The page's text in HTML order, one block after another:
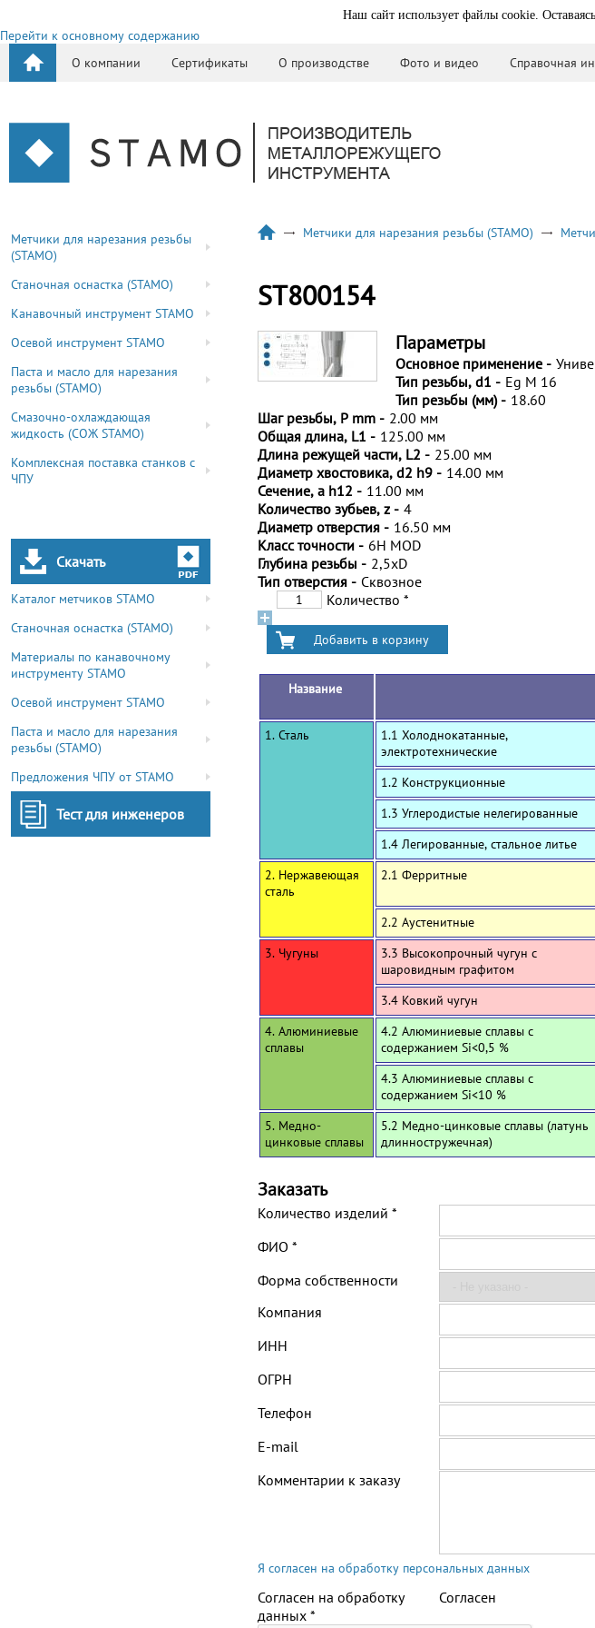
Наш сайт использует файлы cookie.
Перейти к основному содержанию
О компании
Сертификаты О производстве Фото и видео Справочная
Метчики для нарезания резьбы
(STAMO)
Станочная оснастка (STAMO)
Канавочный инструмент STAMO
Осевой инструмент STAMO
Паста и масло для нарезания
резьбы (STAMO)
Смазочно-охлаждающая
жидкость (СОЖ STAMO)
Комплексная поставка станков с
ЧПУ
Скачать
Каталог метчиков STAMO
Станочная оснастка (STAMO)
Материалы по канавочному
инструменту STAMO
Осевой инструмент STAMO
Паста и масло для нарезания
резьбы (STAMO)
Предложения ЧПУ от STAMO
Тест для инженеров
Метчики для нарезания резьбы (STAMO)
ST800154
Параметры
Основное применение -
Тип резьбы, d1 - Eg M 16
Тип резьбы (мм) - 18.60
Шаг резьбы, P mm - 2.00 мм
Общая длина, L1 - 125.00 мм
Длина режущей части, L2 - 25.00 мм
Диаметр хвостовика, d2 h9 - 14.00 мм
Сечение, a h12 - 11.00 мм
Количество зубьев, z - 4
Диаметр отверстия - 16.50 мм
Класс точности - 6H MOD
Глубина резьбы - 2,5xD
Тип отверстия - Сквозное
Количество *
Название
1. Сталь
1.1 Холоднокатанные,
электротехнические
1.2 Конструкционные
1.3 Углеродистые нелегированные
1.4 Легированные, стальное литье
2. Нержавеющая
сталь
2.1 Ферритные
2.2 Аустенитные
3. Чугуны
3.3 Высокопрочный чугун с
шаровидным графитом
3.4 Ковкий чугун
4. Алюминиевые
сплавы
4.2 Алюминиевые сплавы с
содержанием Si<0,5 %
4.3 Алюминиевые сплавы с
содержанием Si<10 %
5. Медно-
цинковые сплавы
5.2 Медно-цинковые сплавы (латунь
длинностружечная)
Заказать
Количество изделий *
ФИО *
Форма собственности
Компания
ИНН
ОГРН
Телефон
E-mail
Комментарии к заказу
Я согласен на обработку персональных данных
Согласен на обработку
данных *
Согласен